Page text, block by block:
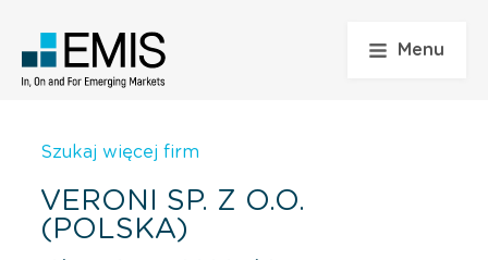
Menu
Szukaj więcej firm
VERONI SP. Z O.O.
(POLSKA)